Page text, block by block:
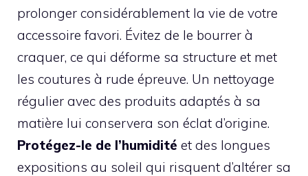
prolonger considérablement la vie de votre
accessoire favori. Évitez de le bourrer à
craquer, ce qui déforme sa structure et met
les coutures à rude épreuve. Un nettoyage
régulier avec des produits adaptés à sa
matière lui conservera son éclat d’origine.
Protégez-le de l’humidité et des longues
expositions au soleil qui risquent d’altérer sa